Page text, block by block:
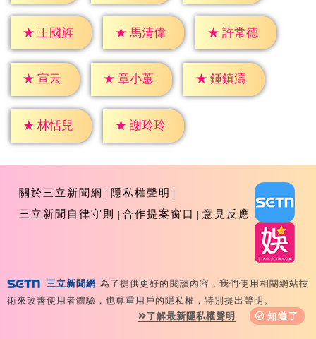
★ 王國旌 ★ 馬清偉 ★ 許常德
★ 宣云 ★ 章小蕙 ★ 鍾鎮濤
★ 林恬兒 ★ 謝玲玲
關於三立新聞網
隱私權聲明
三立新聞自律守則
合作提案窗口 意見反應
Reserved 版權所有 盜用必究 台北市內湖區舊宗路一段159
號 02-8792-8888
三立新聞網 為了提供更好的閱讀內容，我們使用相關網站技
術來改善使用者體驗，也尊重用戶的隱私權，特別提出聲明。
了解最新隱私權聲明
知道了